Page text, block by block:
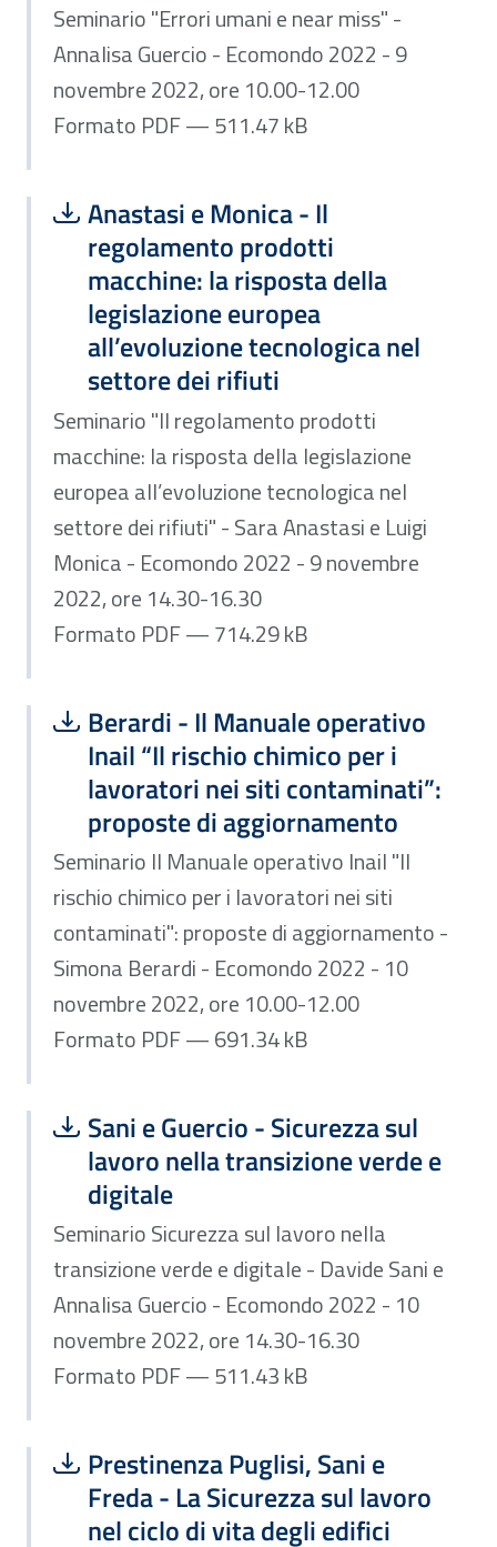
Seminario "Errori umani e near miss" -
Annalisa Guercio - Ecomondo 2022 - 9
novembre 2022, ore 10.00-12.00
Formato PDF — 511.47 kB
Scarica file:
Anastasi e Monica - Il
regolamento prodotti
macchine: la risposta della
legislazione europea
all’evoluzione tecnologica nel
settore dei rifiuti
Formato PDF — Dimensione 714.29 kB
Seminario "Il regolamento prodotti
macchine: la risposta della legislazione
europea all’evoluzione tecnologica nel
settore dei rifiuti" - Sara Anastasi e Luigi
Monica - Ecomondo 2022 - 9 novembre
2022, ore 14.30-16.30
Formato PDF — 714.29 kB
Scarica file:
Berardi - Il Manuale operativo
Inail “Il rischio chimico per i
lavoratori nei siti contaminati”:
proposte di aggiornamento
Formato PDF — Dimensione 691.34 kB
Seminario Il Manuale operativo Inail "Il
rischio chimico per i lavoratori nei siti
contaminati": proposte di aggiornamento -
Simona Berardi - Ecomondo 2022 - 10
novembre 2022, ore 10.00-12.00
Formato PDF — 691.34 kB
Scarica file:
Sani e Guercio - Sicurezza sul
lavoro nella transizione verde e
digitale
Formato PDF — Dimensione 511.43 kB
Seminario Sicurezza sul lavoro nella
transizione verde e digitale - Davide Sani e
Annalisa Guercio - Ecomondo 2022 - 10
novembre 2022, ore 14.30-16.30
Formato PDF — 511.43 kB
Scarica file:
Prestinenza Puglisi, Sani e
Freda - La Sicurezza sul lavoro
nel ciclo di vita degli edifici
Formato PDF — Dimensione 511.52 kB